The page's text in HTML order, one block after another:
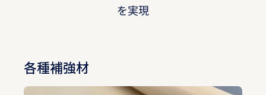
を実現
各種補強材